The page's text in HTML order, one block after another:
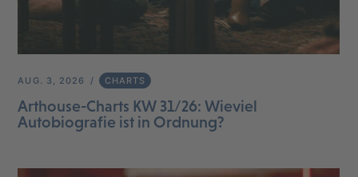
AUG. 3, 2026 CHARTS
Arthouse-Charts KW 31/26: Wieviel
Autobiografie ist in Ordnung?